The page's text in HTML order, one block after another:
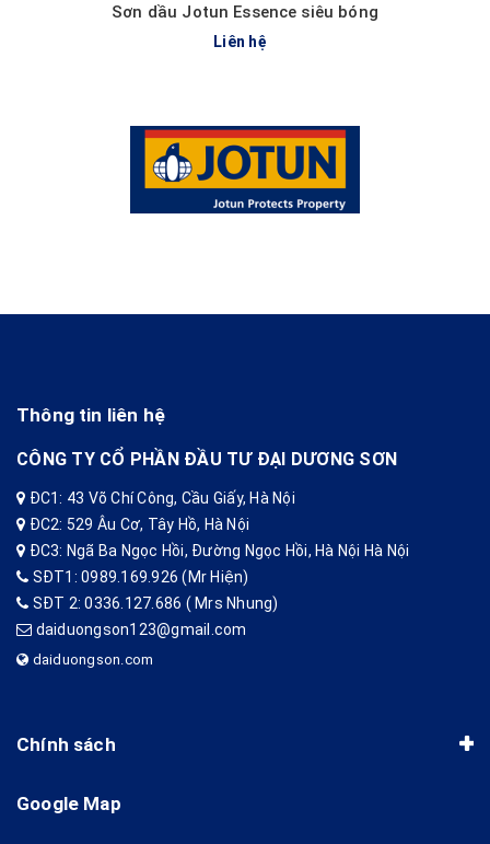
Sơn dầu Jotun Essence siêu bóng
Liên hệ
Thông tin liên hệ
CÔNG TY CỔ PHẦN ĐẦU TƯ ĐẠI DƯƠNG SƠN
ĐC1: 43 Võ Chí Công, Cầu Giấy, Hà Nội
ĐC2: 529 Âu Cơ, Tây Hồ, Hà Nội
ĐC3: Ngã Ba Ngọc Hồi, Đường Ngọc Hồi, Hà Nội Hà Nội
SĐT1: 0989.169.926 (Mr Hiện)
SĐT 2: 0336.127.686 ( Mrs Nhung)
daiduongson123@gmail.com
daiduongson.com
Chính sách
Google Map